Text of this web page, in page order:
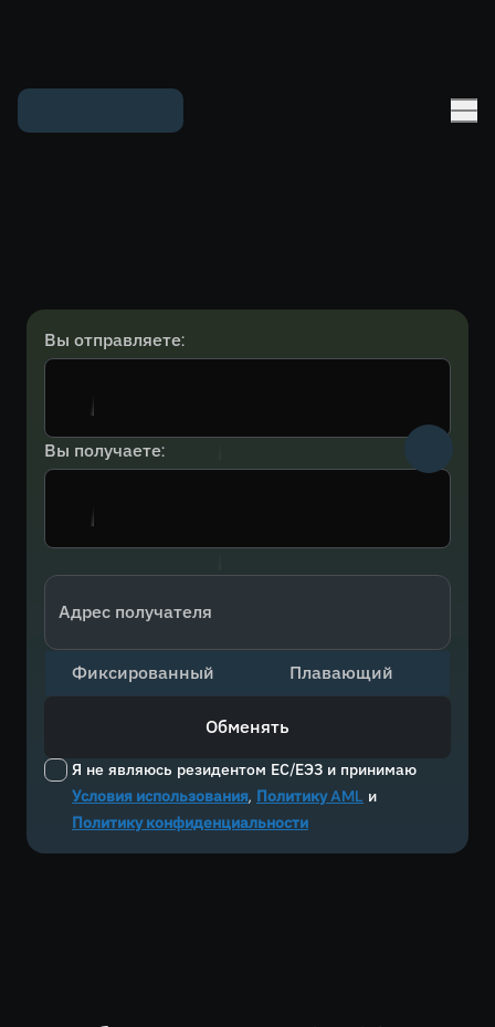
Вы отправляете:
Вы получаете:
Адрес получателя
Я не являюсь резидентом ЕС/ЕЭЗ и принимаю
Условия использования, Политику AML и
Политику конфиденциальности
Фиксированный Плавающий
Обменять